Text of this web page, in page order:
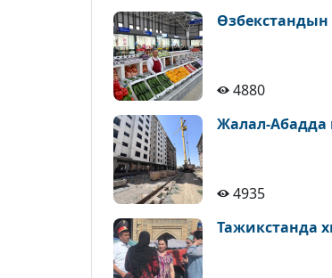
4880
Жалал-Абадда
4935
Тажикстанда